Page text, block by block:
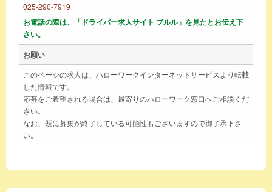
025-290-7919
お電話の際は、「ドライバー求人サイト ブルル」を見たとお伝え下
さい。
お願い
このページの求人は、ハローワークインターネットサービスより転載
した情報です。
応募をご希望される場合は、最寄りのハローワーク窓口へご相談くだ
さい。
なお、既に募集が終了している可能性もございますので御了承下さ
い。